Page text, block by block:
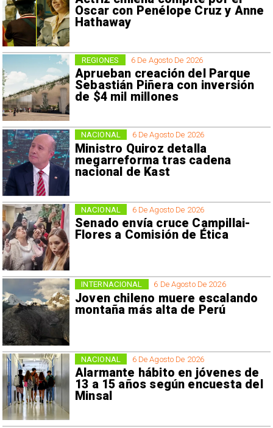
Oscar con Penélope Cruz y Anne
Hathaway
6 De Agosto De 2026
Aprueban creación del Parque
Sebastián Piñera con inversión
de $4 mil millones
REGIONES
6 De Agosto De 2026
Ministro Quiroz detalla
megarreforma tras cadena
nacional de Kast
NACIONAL
6 De Agosto De 2026
Senado envía cruce Campillai-
Flores a Comisión de Ética
NACIONAL
6 De Agosto De 2026
Joven chileno muere escalando
montaña más alta de Perú
INTERNACIONAL
6 De Agosto De 2026
Alarmante hábito en jóvenes de
13 a 15 años según encuesta del
Minsal
NACIONAL